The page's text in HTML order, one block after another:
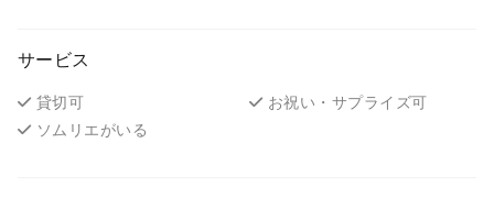
サービス
貸切可
お祝い・サプライズ可
ソムリエがいる